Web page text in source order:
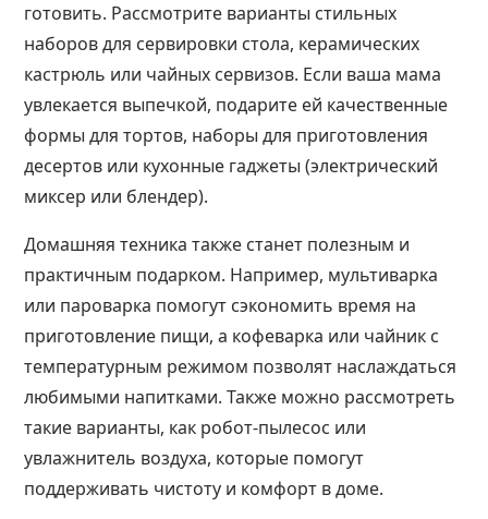
готовить. Рассмотрите варианты стильных
наборов для сервировки стола, керамических
кастрюль или чайных сервизов. Если ваша мама
увлекается выпечкой, подарите ей качественные
формы для тортов, наборы для приготовления
десертов или кухонные гаджеты (электрический
миксер или блендер).
Домашняя техника также станет полезным и
практичным подарком. Например, мультиварка
или пароварка помогут сэкономить время на
приготовление пищи, а кофеварка или чайник с
температурным режимом позволят наслаждаться
любимыми напитками. Также можно рассмотреть
такие варианты, как робот-пылесос или
увлажнитель воздуха, которые помогут
поддерживать чистоту и комфорт в доме​​​​.